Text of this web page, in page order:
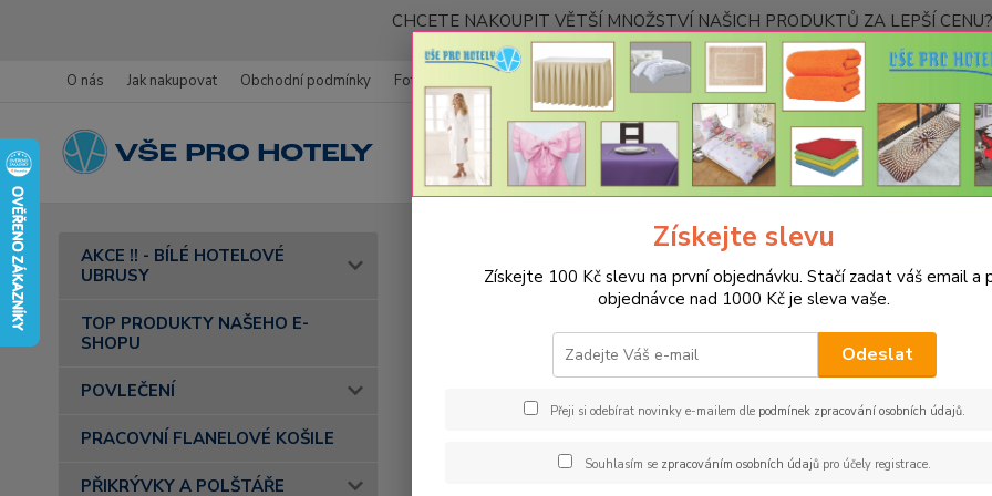
CHCETE NAKOUPIT VĚTŠÍ MNOŽSTVÍ NAŠICH PRODUKTŮ ZA LEPŠÍ
O nás Jak nakupovat Obchodní podmínky Fotogalerie Kontakty
Hledat
AKCE !! - BÍLÉ HOTELOVÉ
UBRUSY
TOP PRODUKTY NAŠEHO E-
SHOPU
POVLEČENÍ
PRACOVNÍ FLANELOVÉ KOŠILE
PŘIKRÝVKY A POLŠTÁŘE
Bavlněné prostěradla JERSEY s gumou - 45 barev
Bavlněné prostěradlo JERSEY
Získejte slevu
Získejte 100 Kč slevu na první objednávku. Stačí zadat váš email a
objednávce nad 1000 Kč je sleva vaše.
Odeslat
Přeji si odebírat novinky e-mailem dle podmínek zpracování osobních údajů.
Souhlasím se zpracováním osobních údajůpro účely registrace.